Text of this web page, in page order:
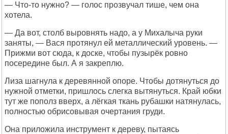
— Что-то нужно? — голос прозвучал тише, чем она
хотела.
— Да вот, столб выровнять надо, а у Михалыча руки
заняты, — Вася протянул ей металлический уровень. —
Прижми вот сюда, к доске, чтобы пузырёк ровно
посередине был. А я закреплю.
Лиза шагнула к деревянной опоре. Чтобы дотянуться до
нужной отметки, пришлось слегка вытянуться. Край юбки
тут же пополз вверх, а лёгкая ткань рубашки натянулась,
полностью обрисовывая очертания груди.
Она приложила инструмент к дереву, пытаясь